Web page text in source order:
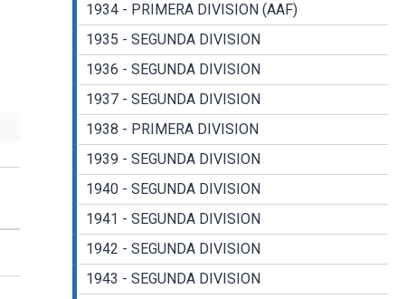
1934 - PRIMERA DIVISION (AAF)
1935 - SEGUNDA DIVISION
1936 - SEGUNDA DIVISION
1937 - SEGUNDA DIVISION
1938 - PRIMERA DIVISION
1939 - SEGUNDA DIVISION
1940 - SEGUNDA DIVISION
1941 - SEGUNDA DIVISION
1942 - SEGUNDA DIVISION
1943 - SEGUNDA DIVISION